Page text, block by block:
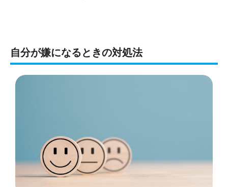
自分が嫌になるときの対処法